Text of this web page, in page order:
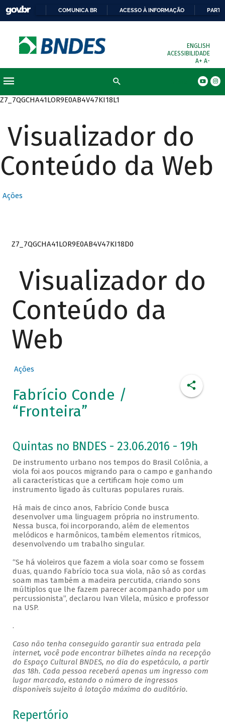
COMUNICA BR ACESSO À INFORMAÇÃO
ENGLISH
ACESSIBILIDADE
A+ A-
Z7_7QGCHA41LOR9E0AB4V47KI18L1
Visualizador do
Conteúdo da Web
Ações
Z7_7QGCHA41LOR9E0AB4V47KI18D0
Visualizador do
Conteúdo da
Web
Ações
Fabrício Conde /
“Fronteira”
Quintas no BNDES - 23.06.2016 - 19h
De instrumento urbano nos tempos do Brasil Colônia, a
viola foi aos poucos migrando para o campo e ganhando
ali características que a certificam hoje como um
instrumento ligado às culturas populares rurais.
Há mais de cinco anos, Fabrício Conde busca
desenvolver uma linguagem própria no instrumento.
Nessa busca, foi incorporando, além de elementos
melódicos e harmônicos, também elementos rítmicos,
desenvolvendo um trabalho singular.
“Se há violeiros que fazem a viola soar como se fossem
duas, quando Fabrício toca sua viola, não só as cordas
soam mas também a madeira percutida, criando sons
múltiplos que lhe fazem parecer acompanhado por um
percussionista”, declarou Ivan Vilela, músico e professor
na USP.
.
Caso não tenha conseguido garantir sua entrada pela
internet, você pode encontrar bilhetes ainda na recepção
do Espaço Cultural BNDES, no dia do espetáculo, a partir
das 18h. Cada pessoa receberá apenas um ingresso com
lugar marcado, estando o número de ingressos
disponíveis sujeito à lotação máxima do auditório.
Repertório